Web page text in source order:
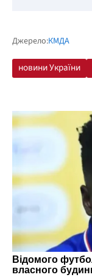
Джерело:КМДА
новини України